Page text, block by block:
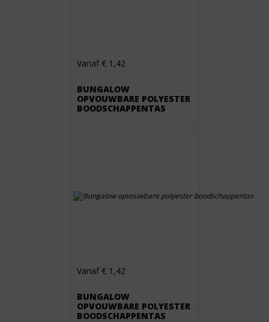
Vanaf € 1,42
BUNGALOW
OPVOUWBARE POLYESTER
BOODSCHAPPENTAS
Vanaf € 1,42
BUNGALOW
OPVOUWBARE POLYESTER
BOODSCHAPPENTAS